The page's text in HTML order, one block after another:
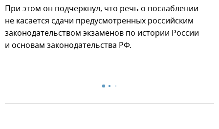
При этом он подчеркнул, что речь о послаблении
не касается сдачи предусмотренных российским
законодательством экзаменов по истории России
и основам законодательства РФ.